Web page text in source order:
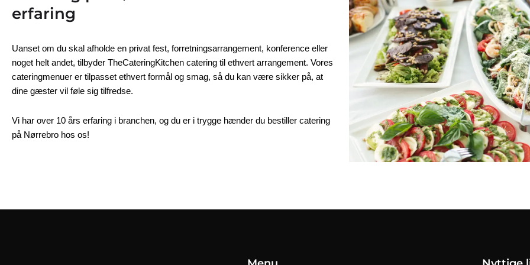
erfaring
Uanset om du skal afholde en privat fest, forretningsarrangement, konference eller
noget helt andet, tilbyder TheCateringKitchen catering til ethvert arrangement. Vores
cateringmenuer er tilpasset ethvert formål og smag, så du kan være sikker på, at
dine gæster vil føle sig tilfredse.
Vi har over 10 års erfaring i branchen, og du er i trygge hænder du bestiller catering
på Nørrebro hos os!